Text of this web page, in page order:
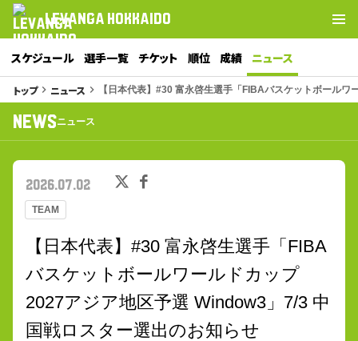
LEVANGA HOKKAIDO
スケジュール 選手一覧 チケット 順位 成績 ニュース
トップkeyboard_arrow_right ニュース keyboard_arrow_right 【日本代表】#30 富永啓生選手「FIBAバスケットボール
NEWSニュース
TEAM
2026.07.02
【日本代表】#30 富永啓生選手「FIBA
バスケットボールワールドカップ
2027アジア地区予選 Window3」7/3 中
国戦ロスター選出のお知らせ